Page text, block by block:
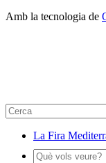
Amb la tecnologia de
La Fira